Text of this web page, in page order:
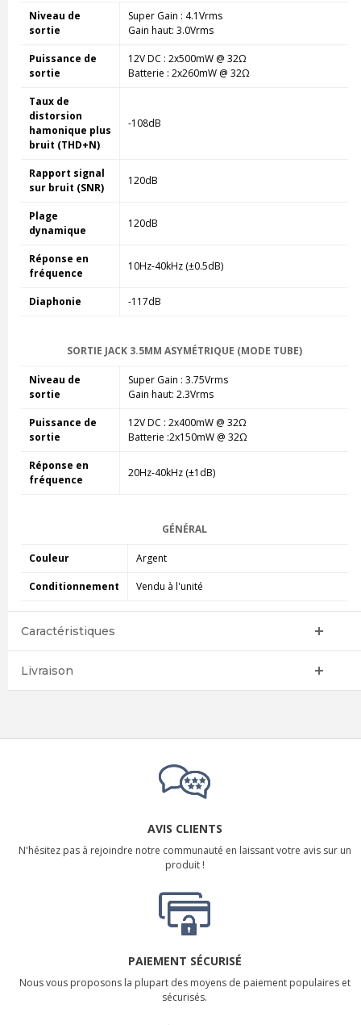
Niveau de
sortie
Super Gain : 4.1Vrms
Gain haut: 3.0Vrms
Puissance de
sortie
12V DC : 2x500mW @ 32Ω
Batterie : 2x260mW @ 32Ω
Taux de
distorsion
hamonique plus
bruit (THD+N)
-108dB
Rapport signal
sur bruit (SNR)
120dB
Plage
dynamique
120dB
Réponse en
fréquence
10Hz-40kHz (±0.5dB)
Diaphonie -117dB
SORTIE JACK 3.5MM ASYMÉTRIQUE (MODE TUBE)
Niveau de
sortie
Super Gain : 3.75Vrms
Gain haut: 2.3Vrms
Puissance de
sortie
12V DC : 2x400mW @ 32Ω
Batterie :2x150mW @ 32Ω
Réponse en
fréquence
20Hz-40kHz (±1dB)
GÉNÉRAL
Couleur Argent
Conditionnement Vendu à l'unité
Caractéristiques
Livraison
AVIS CLIENTS
N'hésitez pas à rejoindre notre communauté en laissant votre avis sur un
produit !
PAIEMENT SÉCURISÉ
Nous vous proposons la plupart des moyens de paiement populaires et
sécurisés.